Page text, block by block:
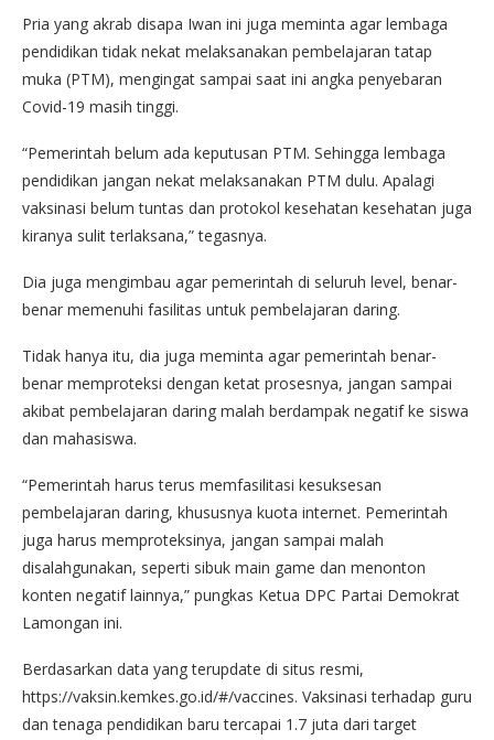
Pria yang akrab disapa Iwan ini juga meminta agar lembaga
pendidikan tidak nekat melaksanakan pembelajaran tatap
muka (PTM), mengingat sampai saat ini angka penyebaran
Covid-19 masih tinggi.
“Pemerintah belum ada keputusan PTM. Sehingga lembaga
pendidikan jangan nekat melaksanakan PTM dulu. Apalagi
vaksinasi belum tuntas dan protokol kesehatan kesehatan juga
kiranya sulit terlaksana,” tegasnya.
Dia juga mengimbau agar pemerintah di seluruh level, benar-
benar memenuhi fasilitas untuk pembelajaran daring.
Tidak hanya itu, dia juga meminta agar pemerintah benar-
benar memproteksi dengan ketat prosesnya, jangan sampai
akibat pembelajaran daring malah berdampak negatif ke siswa
dan mahasiswa.
“Pemerintah harus terus memfasilitasi kesuksesan
pembelajaran daring, khususnya kuota internet. Pemerintah
juga harus memproteksinya, jangan sampai malah
disalahgunakan, seperti sibuk main game dan menonton
konten negatif lainnya,” pungkas Ketua DPC Partai Demokrat
Lamongan ini.
Berdasarkan data yang terupdate di situs resmi,
https://vaksin.kemkes.go.id/#/vaccines. Vaksinasi terhadap guru
dan tenaga pendidikan baru tercapai 1.7 juta dari target